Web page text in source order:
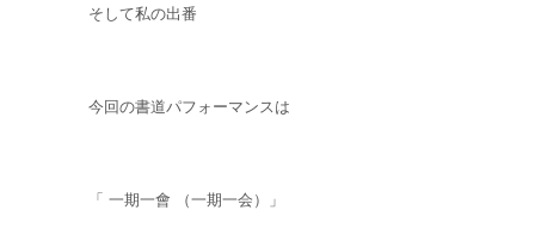
そして私の出番
今回の書道パフォーマンスは
「 一期一會 （一期一会）」